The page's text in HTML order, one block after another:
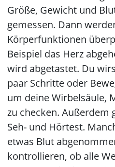
Größe, Gewicht und
gemessen. Dann
Körperfunktionen
Beispiel das Herz
wird abgetastet. Du
paar Schritte oder
um deine Wirbelsäule,
zu checken. Außerdem
Seh- und Hörtest.
etwas Blut
kontrollieren, ob alle